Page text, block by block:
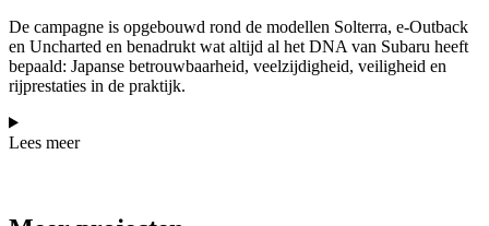
De campagne is opgebouwd rond de modellen Solterra, e-Outback
en Uncharted en benadrukt wat altijd al het DNA van Subaru heeft
bepaald: Japanse betrouwbaarheid, veelzijdigheid, veiligheid en
rijprestaties in de praktijk.
Lees meer